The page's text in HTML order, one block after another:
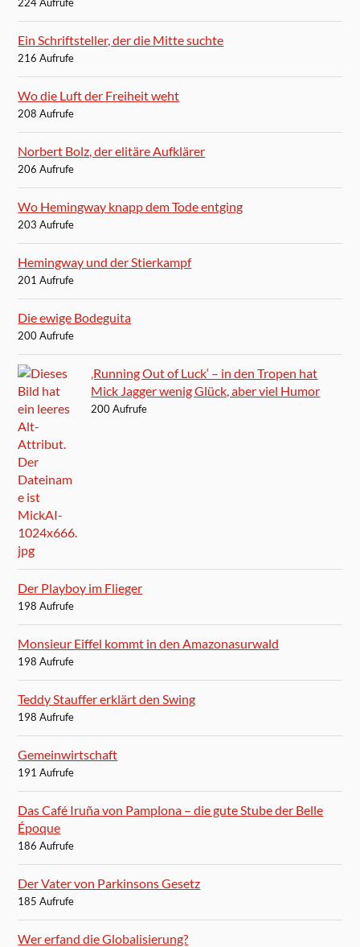
Ein Schriftsteller, der die Mitte suchte
216 Aufrufe
Wo die Luft der Freiheit weht
208 Aufrufe
Norbert Bolz, der elitäre Aufklärer
206 Aufrufe
Wo Hemingway knapp dem Tode entging
203 Aufrufe
Hemingway und der Stierkampf
201 Aufrufe
Die ewige Bodeguita
200 Aufrufe
‚Running Out of Luck‘ – in den Tropen hat
Mick Jagger wenig Glück, aber viel Humor
200 Aufrufe
Der Playboy im Flieger
198 Aufrufe
Monsieur Eiffel kommt in den Amazonasurwald
198 Aufrufe
Teddy Stauffer erklärt den Swing
198 Aufrufe
Gemeinwirtschaft
191 Aufrufe
Das Café Iruña von Pamplona – die gute Stube der Belle
Époque
186 Aufrufe
Der Vater von Parkinsons Gesetz
185 Aufrufe
Wer erfand die Globalisierung?